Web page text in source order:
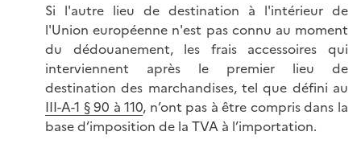
Si l'autre lieu de destination à l'intérieur de
l'Union européenne n'est pas connu au moment
du dédouanement, les frais accessoires qui
interviennent après le premier lieu de
destination des marchandises, tel que défini au
III-A-1 § 90 à 110, n’ont pas à être compris dans la
base d’imposition de la TVA à l’importation.